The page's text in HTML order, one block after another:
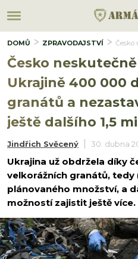
DOMŮ ZPRAVODAJSTVÍ Česko
Česko
Ukrajině 400 000
granátů a
ještě dalšího 1,5
Jindřich Svěcený 30. dubna
Ukrajina už obdržela díky
velkorážních granátů, tedy
plánovaného množství, a
možností zajistit ještě více.